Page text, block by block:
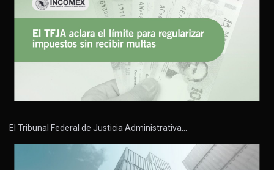
El Tribunal Federal de Justicia Administrativa…